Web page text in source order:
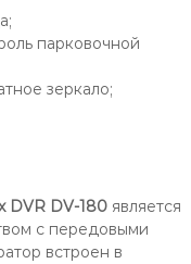
парковочной
зеркало;
DVR DV-180является
с передовыми
встроен в